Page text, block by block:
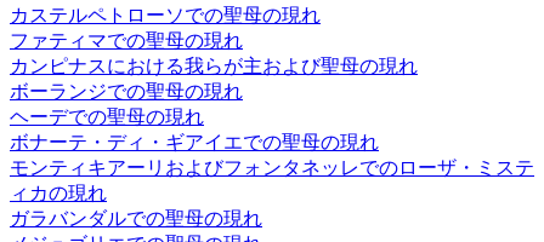
カステルペトローソでの聖母の現れ
ファティマでの聖母の現れ
カンピナスにおける我らが主および聖母の現れ
ボーランジでの聖母の現れ
ヘーデでの聖母の現れ
ボナーテ・ディ・ギアイエでの聖母の現れ
モンティキアーリおよびフォンタネッレでのローザ・ミステ
ィカの現れ
ガラバンダルでの聖母の現れ